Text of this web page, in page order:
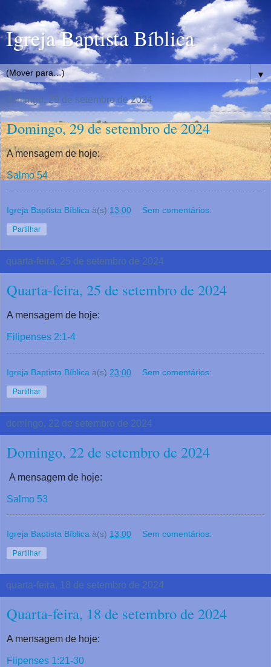
Igreja Baptista Bíblica
▼
domingo, 29 de setembro de 2024
Domingo, 29 de setembro de 2024
A mensagem de hoje:
Salmo 54
Igreja Baptista Bíblica à(s) 13:00 Sem comentários:
Partilhar
quarta-feira, 25 de setembro de 2024
Quarta-feira, 25 de setembro de 2024
A mensagem de hoje:
Filipenses 2:1-4
Igreja Baptista Bíblica à(s) 23:00 Sem comentários:
Partilhar
domingo, 22 de setembro de 2024
Domingo, 22 de setembro de 2024
A mensagem de hoje:
Salmo 53
Igreja Baptista Bíblica à(s) 13:00 Sem comentários:
Partilhar
quarta-feira, 18 de setembro de 2024
Quarta-feira, 18 de setembro de 2024
A mensagem de hoje:
Fiipenses 1:21-30